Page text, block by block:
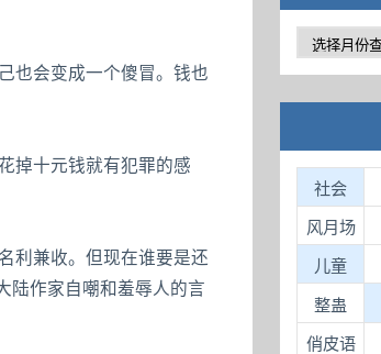
也会变成一个傻冒。钱也
掉十元钱就有犯罪的感
利兼收。但现在谁要是还
陆作家自嘲和羞辱人的言
社会
风月场
儿童
整蛊
俏皮语